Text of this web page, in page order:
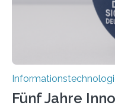
Fünf Jahre